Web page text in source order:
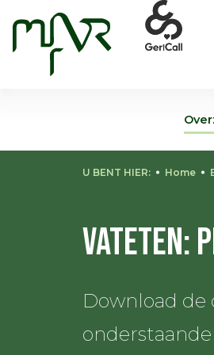
U BENT HIER: Home
Vateten:
Download de